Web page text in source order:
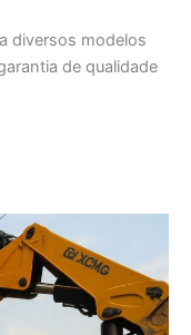
diversos modelos
de qualidade